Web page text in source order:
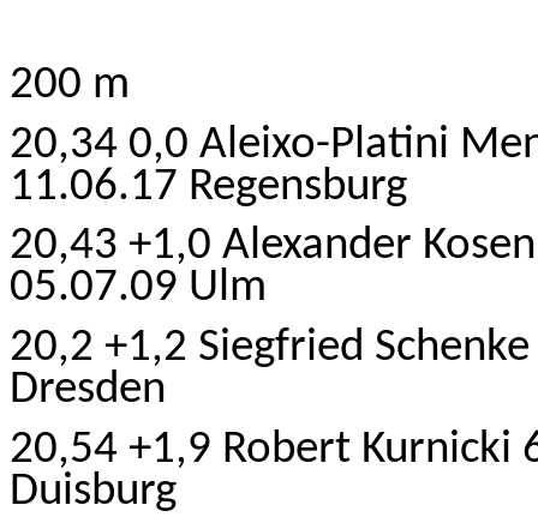
200 m
20,34 0,0 Aleixo-Platini
11.06.17 Regensburg
20,43 +1,0 Alexander
05.07.09 Ulm
20,2 +1,2 Siegfried
Dresden
20,54 +1,9 Robert Kurnicki
Duisburg